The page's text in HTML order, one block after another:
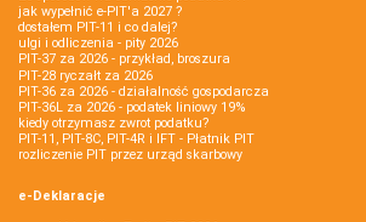
jak wypełnić e-PIT'a 2027 ?
dostałem PIT-11 i co dalej?
ulgi i odliczenia - pity 2026
PIT-37 za 2026 - przykład, broszura
PIT-28 ryczałt za 2026
PIT-36 za 2026 - działalność gospodarcza
PIT-36L za 2026 - podatek liniowy 19%
kiedy otrzymasz zwrot podatku?
PIT-11, PIT-8C, PIT-4R i IFT - Płatnik PIT
rozliczenie PIT przez urząd skarbowy
e-Deklaracje